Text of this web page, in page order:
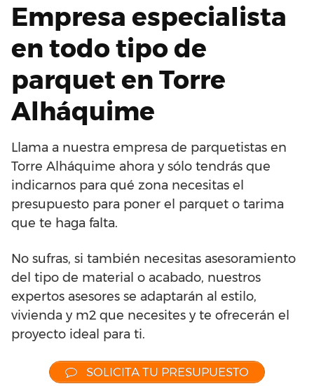
Empresa especialista
en todo tipo de
parquet en Torre
Alháquime
Llama a nuestra empresa de parquetistas en
Torre Alháquime ahora y sólo tendrás que
indicarnos para qué zona necesitas el
presupuesto para poner el parquet o tarima
que te haga falta.
No sufras, si también necesitas asesoramiento
del tipo de material o acabado, nuestros
expertos asesores se adaptarán al estilo,
vivienda y m2 que necesites y te ofrecerán el
proyecto ideal para ti.
SOLICITA TU PRESUPUESTO